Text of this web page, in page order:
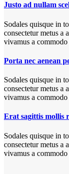
Justo ad nullam
Sodales quisque in
consectetur metus a
vivamus a
Porta nec aenean
Sodales quisque in
consectetur metus a
vivamus a
Erat sagittis mollis
Sodales quisque in
consectetur metus a
vivamus a